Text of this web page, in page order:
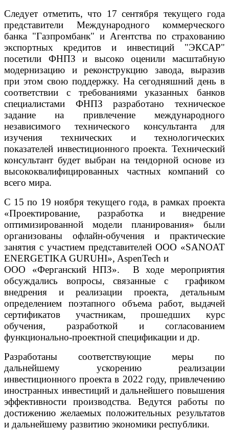
Следует отметить, что 17 сентября текущего года
представители Международного коммерческого
банка "Газпромбанк" и Агентства по страхованию
экспортных кредитов и инвестиций "ЭКСАР"
посетили ФНПЗ и высоко оценили масштабную
модернизацию и реконструкцию завода, выразив
при этом свою поддержку. На сегодняшний день в
соответствии с требованиями указанных банков
специалистами ФНПЗ разработано техническое
задание на привлечение международного
независимого технического консультанта для
изучения технических и технологических
показателей инвестиционного проекта. Технический
консультант будет выбран на тендорной основе из
высококвалифицированных частных компаний со
всего мира.
С 15 по 19 ноября текущего года, в рамках проекта
«Проектирование, разработка и внедрение
оптимизированной модели планирования» были
организованы офлайн-обучения и практические
занятия с участием представителей ООО «SANOAT
ENERGETIKA GURUHI», AspenTech и
ООО «Ферганский НПЗ». В ходе мероприятия
обсуждались вопросы, связанные с графиком
внедрения и реализации проекта, детальным
определением поэтапного объема работ, выдачей
сертификатов участникам, прошедших курс
обучения, разработкой и согласованием
функционально-проектной спецификации и др.
Разработаны соответствующие меры по
дальнейшему ускорению реализации
инвестиционного проекта в 2022 году, привлечению
иностранных инвестиций и дальнейшего повышения
эффективности производства. Ведутся работы по
достижению желаемых положительных результатов
и дальнейшему развитию экономики республики.